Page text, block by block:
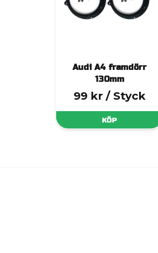
Audi A4 framdörr
130mm
99 kr / Styck
KÖP